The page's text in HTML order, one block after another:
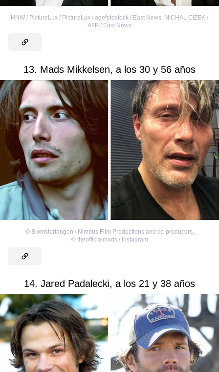
HNW / PictureLux / PictureLux / agefotostock / East News, MICHAL CIZEK /
AFP / East News
13. Mads Mikkelsen, a los 30 y 56 años
© Blomsterfangen / Nimbus Film Productions and co-producers,
© theofficialmads / Instagram
14. Jared Padalecki, a los 21 y 38 años